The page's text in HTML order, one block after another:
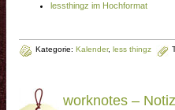
lessthingz im Hochformat
Kategorie: Kalender, less thingz
worknotes –